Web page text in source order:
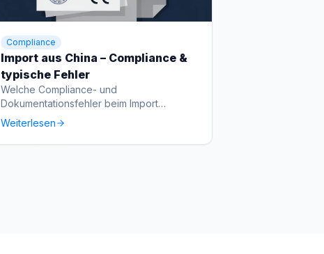
Compliance
Import aus China – Compliance &
typische Fehler
Welche Compliance- und
Dokumentationsfehler beim Import
vermieden werden sollten.
Weiterlesen